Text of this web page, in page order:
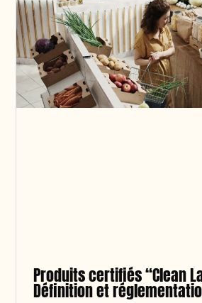
Produits certifiés “Clean
Définition et